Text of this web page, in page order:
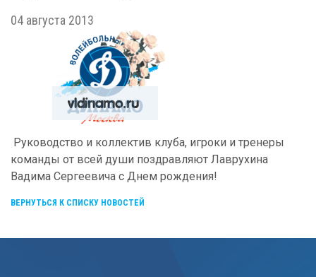
04 августа 2013
Руководство и коллектив клуба, игроки и тренеры
команды от всей души поздравляют Лаврухина
Вадима Сергеевича с Днем рождения!
ВЕРНУТЬСЯ К СПИСКУ НОВОСТЕЙ